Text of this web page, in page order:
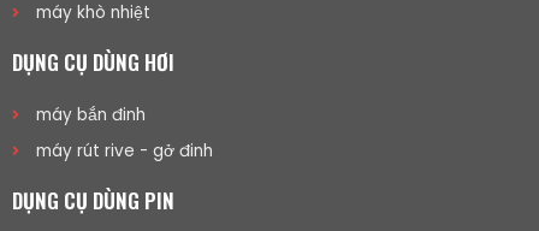
máy khò nhiệt
DỤNG CỤ DÙNG HƠI
máy bắn đinh
máy rút rive - gở đinh
DỤNG CỤ DÙNG PIN